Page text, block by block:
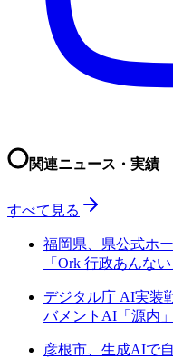
関連ニュース・実績
すべて見る
福岡県、県公式ホ
「Ork 行政あんな
デジタル庁 AI実装
バメントAI「源内
彦根市、生成AIで